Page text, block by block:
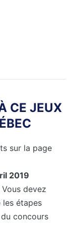
CE JEUX
sur la page
2019
devez
étapes
concours